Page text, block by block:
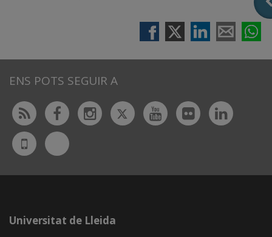
ENS POTS SEGUIR A
Rss FacebookInstagram
TwitterYoutubeFlickr
UdL
App
Bluesky
Universitat de Lleida